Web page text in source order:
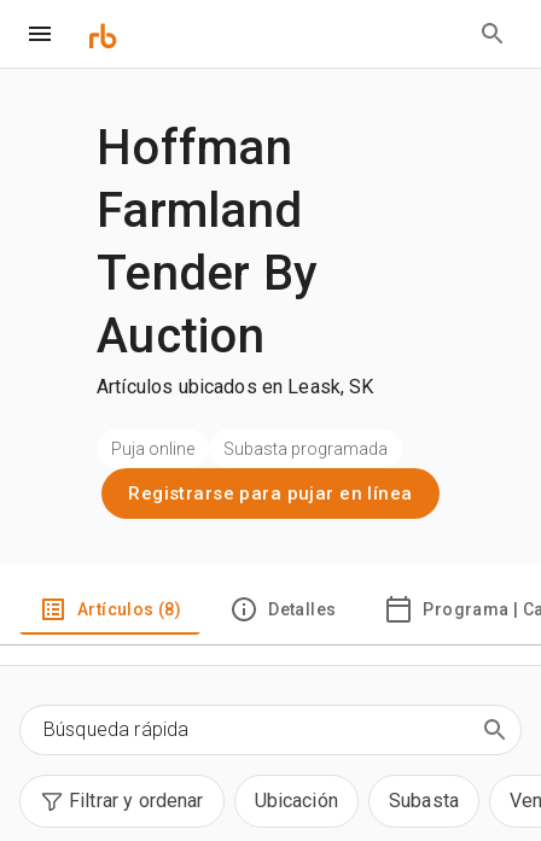
Hoffman
Farmland
Tender By
Auction
Artículos ubicados en Leask, SK
Puja online Subasta programada
Registrarse para pujar en línea
Artículos (8) Detalles Programa |
Filtrar y ordenar Ubicación Subasta